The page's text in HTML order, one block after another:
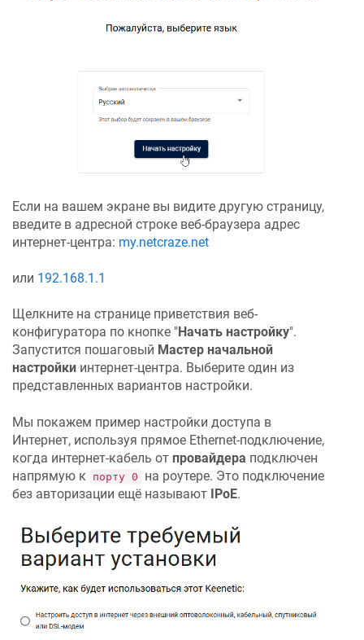
Если на вашем экране вы видите другую страницу,
введите в адресной строке веб-браузера адрес
интернет-центра: my.netcraze.net
или 192.168.1.1
Щелкните на странице приветствия веб-
конфигуратора по кнопке "Начать настройку".
Запустится пошаговый Мастер начальной
настройки интернет-центра. Выберите один из
представленных вариантов настройки.
Мы покажем пример настройки доступа в
Интернет, используя прямое Ethernet-подключение,
когда интернет-кабель от провайдера подключен
напрямую к
порту 0
на роутере. Это подключение
без авторизации ещё называют IPoE.